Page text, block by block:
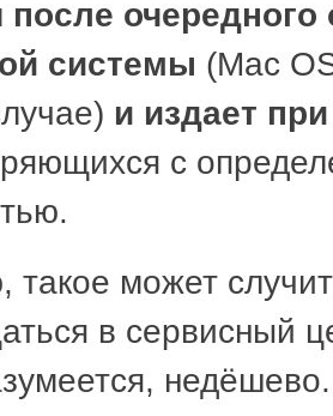
после
системы (Mac
и издает
с
такое может
в сервисный